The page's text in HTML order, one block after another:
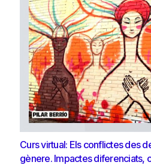
Curs virtual: Els conflictes des
gènere. Impactes diferenciats,